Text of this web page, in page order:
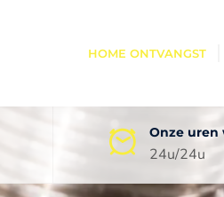
HOME ONTVANGST
Onze uren
24u/24u